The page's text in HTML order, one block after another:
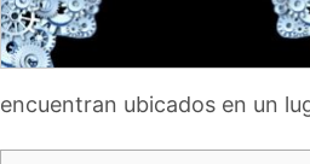
encuentran ubicados en un